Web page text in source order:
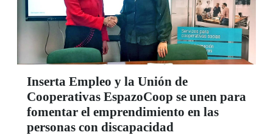
Inserta Empleo y la Unión de
Cooperativas EspazoCoop se unen para
fomentar el emprendimiento en las
personas con discapacidad